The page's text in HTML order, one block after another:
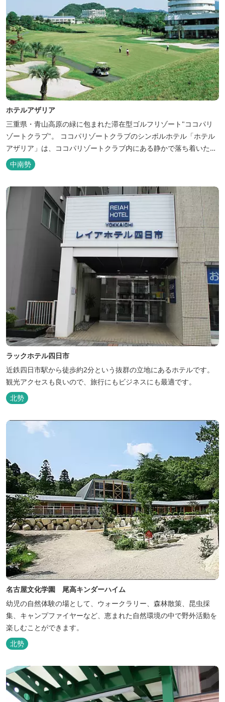
ホテルアザリア
三重県・青山高原の緑に包まれた滞在型ゴルフリゾート"ココパリ
ゾートクラブ"。 ココパリゾートクラブのシンボルホテル「ホテル
アザリア」は、ココパリゾートクラブ内にある静かで落ち着いた雰
囲気の宿泊施設です。 円筒形の特徴ある建物には、ツインや和洋室
など多彩な客室を備え、窓からはリゾートの美しい景色が広がりま
す。 天然温泉の大浴場やサウナも完備しており、 ゴルフの後はも
ちろん、伊勢...
中南勢
ラックホテル四日市
近鉄四日市駅から徒歩約2分という抜群の立地にあるホテルです。
観光アクセスも良いので、旅行にもビジネスにも最適です。
北勢
名古屋文化学園 尾高キンダーハイム
幼児の自然体験の場として、ウォークラリー、森林散策、昆虫採
集、キャンプファイヤーなど、恵まれた自然環境の中で野外活動を
楽しむことができます。
北勢